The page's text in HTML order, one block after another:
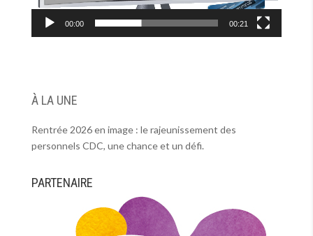
00:00 00:21
À LA UNE
Rentrée 2026 en image : le rajeunissement des
personnels CDC, une chance et un défi.
PARTENAIRE